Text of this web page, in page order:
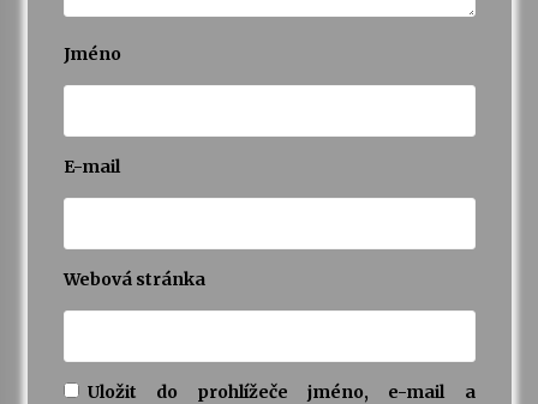
Jméno
E-mail
Webová stránka
Uložit do prohlížeče jméno, e-mail a